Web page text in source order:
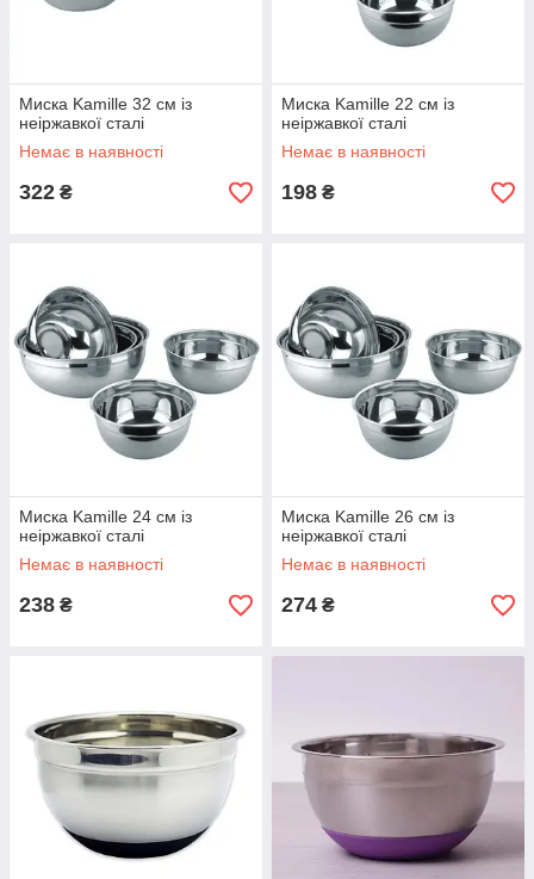
Миска Kamille 32 см із
неіржавкої сталі
Немає в наявності
322 ₴
Миска Kamille 22 см із
неіржавкої сталі
Немає в наявності
198 ₴
Миска Kamille 24 см із
неіржавкої сталі
Немає в наявності
238 ₴
Миска Kamille 26 см із
неіржавкої сталі
Немає в наявності
274 ₴